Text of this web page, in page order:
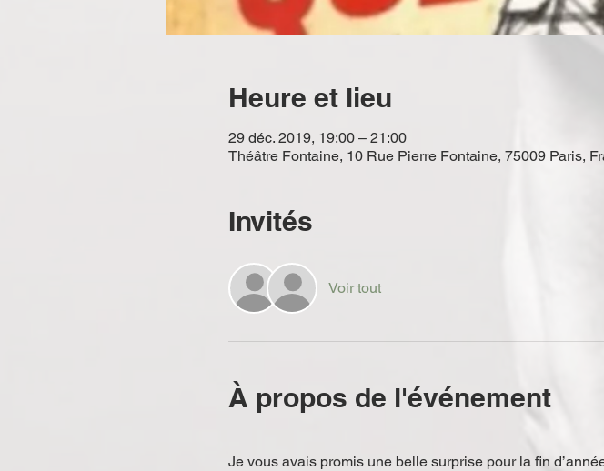
Heure et lieu
29 déc. 2019, 19:00 – 21:00
Théâtre Fontaine, 10 Rue Pierre Fontaine, 75009 Paris,
Invités
Voir tout
À propos de l'événement
Je vous avais promis une belle surprise pour la fin